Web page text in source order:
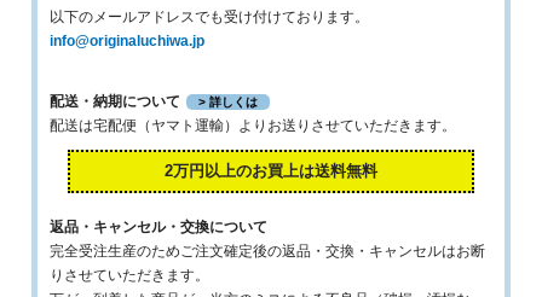
以下のメールアドレスでも受け付けております。
info@originaluchiwa.jp
配送・納期について > 詳しくは
配送は宅配便（ヤマト運輸）よりお送りさせていただきます。
2万円以上のお買上は送料無料
返品・キャンセル・交換について
完全受注生産のためご注文確定後の返品・交換・キャンセルはお断
りさせていただきます。